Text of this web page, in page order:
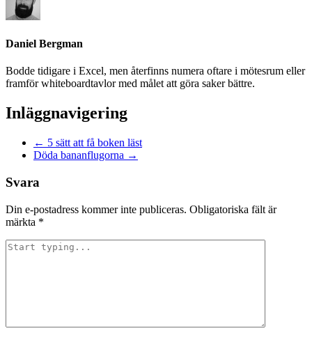
Daniel Bergman
Bodde tidigare i Excel, men återfinns numera oftare i mötesrum eller
framför whiteboardtavlor med målet att göra saker bättre.
Inläggnavigering
← 5 sätt att få boken läst
Döda bananflugorna →
Svara
Din e-postadress kommer inte publiceras. Obligatoriska fält är
märkta *